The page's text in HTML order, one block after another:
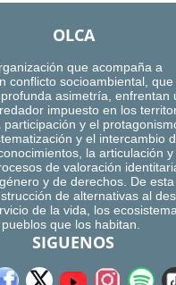
OLCA
que acompaña a
conflicto socioambiental, que
asimetría, enfrentan
impuesto en los
participación y el
y el intercambio
la articulación y
de valoración
y de derechos. De
de alternativas al
de la vida, los
que los habitan.
SIGUENOS